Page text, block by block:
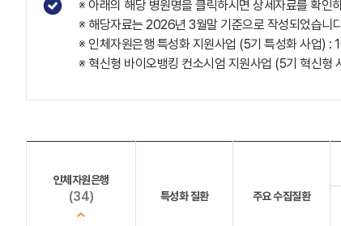
※ 아래의 해당 병원명을 클릭하시면 상세자료를 확인
※ 해당자료는 2026년 3월말 기준으로 작성되었습니
※ 인체자원은행 특성화 지원사업 (5기 특성화 사업) :
※ 혁신형 바이오뱅킹 컨소시엄 지원사업 (5기 혁신형
인체자원은행
(34) 특성화 질환 주요 수집질환